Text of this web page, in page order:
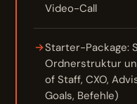
Video-Call
Starter-Package:
Ordnerstruktur
of Staff, CXO,
Goals, Befehle)